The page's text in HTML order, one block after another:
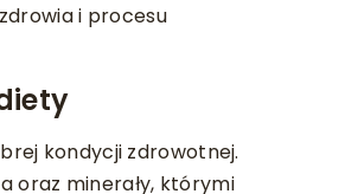
i procesu
kondycji zdrowotnej.
oraz minerały, którymi